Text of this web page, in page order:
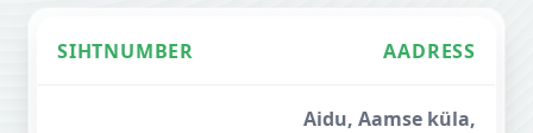
SIHTNUMBER AADRESS
Aidu, Aamse küla,